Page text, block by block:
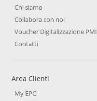
Chi siamo
Collabora con noi
Voucher Digitalizzazione PMI
Contatti
Area Clienti
My EPC